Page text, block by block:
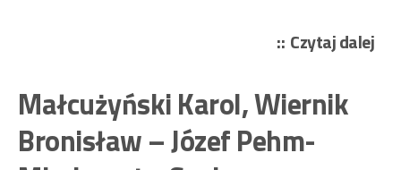
Czytaj dalej
Małcużyński Karol, Wiernik
Bronisław – Józef Pehm-